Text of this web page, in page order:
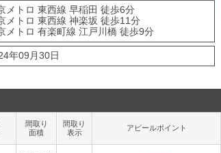
メトロ 東西線 早稲田 徒歩6分
メトロ 東西線 神楽坂 徒歩11分
メトロ 有楽町線 江戸川橋 徒歩9分
年09月30日
間取り
面積
間取り
表示
アピールポイント